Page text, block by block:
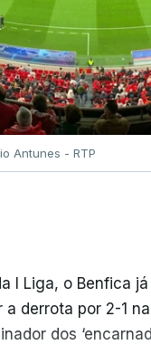
Antunes - RTP
I Liga, o Benfica
derrota por 2-1
dos